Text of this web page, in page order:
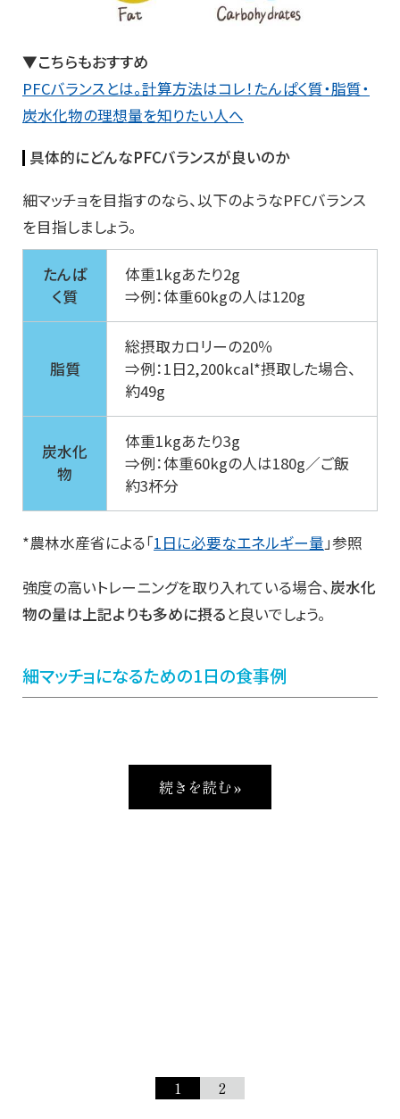
▼こちらもおすすめ
PFCバランスとは。計算方法はコレ！たんぱく質・脂質・
炭水化物の理想量を知りたい人へ
具体的にどんなPFCバランスが良いのか
細マッチョを目指すのなら、以下のようなPFCバランス
を目指しましょう。
たんぱ
く質
体重1kgあたり2g
⇒例：体重60kgの人は120g
脂質
総摂取カロリーの20％
⇒例：1日2,200kcal*摂取した場合、
約49g
炭水化
物
体重1kgあたり3g
⇒例：体重60kgの人は180g／ご飯
約3杯分
*農林水産省による「1日に必要なエネルギー量」参照
強度の高いトレーニングを取り入れている場合、炭水化
物の量は上記よりも多めに摂ると良いでしょう。
細マッチョになるための1日の食事例
続きを読む »
1 2